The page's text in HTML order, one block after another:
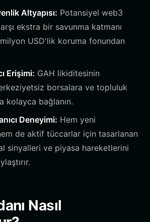
Altyapısı: Potansiyel web3
ekstra bir savunma katmanı
USD'lik koruma fonundan
Erişimi: GAH likiditesinin
borsalara ve topluluk
kolayca bağlanın.
Deneyimi: Hem yeni
de aktif tüccarlar için tasarlanan
sinyalleri ve piyasa hareketlerini
Nasıl